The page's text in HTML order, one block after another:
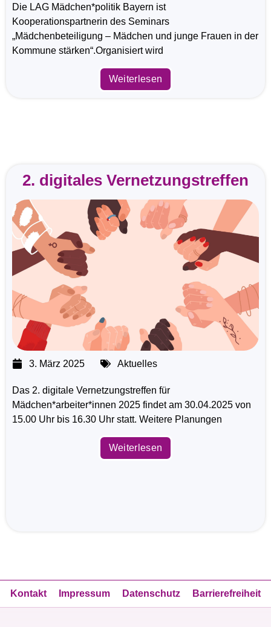
Die LAG Mädchen*politik Bayern ist
Kooperationspartnerin des Seminars
„Mädchenbeteiligung – Mädchen und junge Frauen in der
Kommune stärken“.Organisiert wird
Weiterlesen
2. digitales Vernetzungstreffen
3. März 2025 Aktuelles
Das 2. digitale Vernetzungstreffen für
Mädchen*arbeiter*innen 2025 findet am 30.04.2025 von
15.00 Uhr bis 16.30 Uhr statt. Weitere Planungen
Weiterlesen
Kontakt Impressum Datenschutz Barrierefreiheit